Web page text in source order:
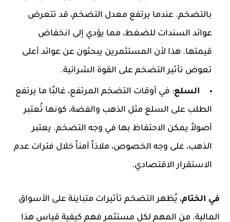
بالتضخم. عندما يرتفع معدل التضخم، قد تتعرض
عوائد السندات للضغط، مما يؤدي إلى انخفاض
قيمتها. هذا لأن المستثمرين يبحثون عن عوائد أعلى
تعوض تأثير التضخم على القوة الشرائية.
السلع: في أوقات التضخم المرتفع، غالبًا ما يرتفع
الطلب على السلع مثل الذهب والفضة، كونها تُعتبر
أصولاً يمكن الاحتفاظ بها في وجه التضخم. يعتبر
الذهب، على وجه الخصوص، ملاذاً آمناً خلال فترات عدم
الاستقرار الاقتصادي.
في الختام، يُظهر التضخم تأثيرات متباينة على الأسواق
المالية. من المهم لكل مستثمر فهم كيفية قياس هذا